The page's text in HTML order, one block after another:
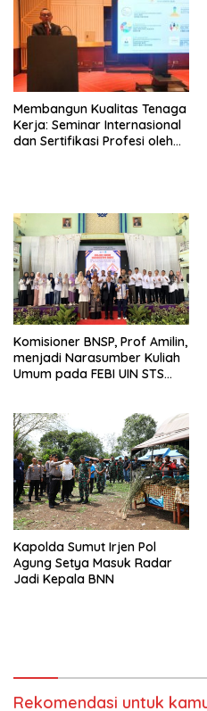
Membangun Kualitas Tenaga
Kerja: Seminar Internasional
dan Sertifikasi Profesi oleh
Komisioner BNSP, Prof Amilin,
menjadi Narasumber Kuliah
Umum pada FEBI UIN STS
Kapolda Sumut Irjen Pol
Agung Setya Masuk Radar
Jadi Kepala BNN
Rekomendasi untuk